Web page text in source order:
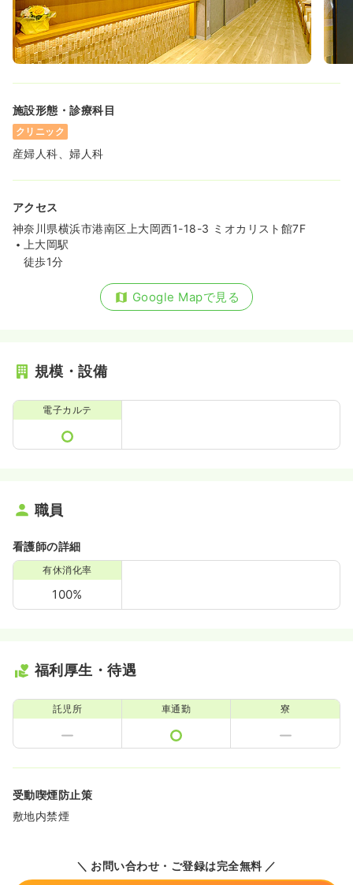
施設形態・診療科目
クリニック
産婦人科、婦人科
アクセス
神奈川県横浜市港南区上大岡西1-18-3 ミオカリスト館7F
上大岡駅
徒歩1分
Google Mapで見る
規模・設備
電子カルテ
職員
看護師の詳細
有休消化率
100%
福利厚生・待遇
託児所 車通勤 寮
受動喫煙防止策
敷地内禁煙
＼ お問い合わせ・ご登録は完全無料 ／